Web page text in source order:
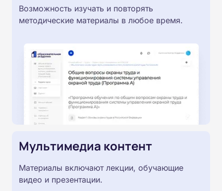
Возможность изучать и повторять
методические материалы в любое время.
Мультимедиа контент
Материалы включают лекции, обучающие
видео и презентации.